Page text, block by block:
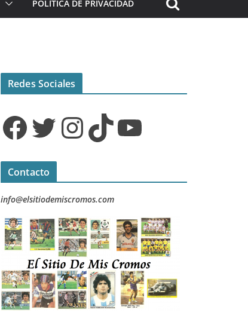
POLÍTICA DE PRIVACIDAD
Redes Sociales
Facebook Twitter InstagramTikTok YouTube
Contacto
info@elsitiodemiscromos.com